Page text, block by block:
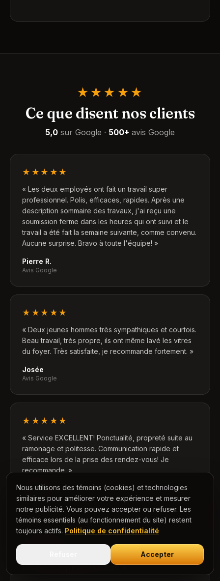
★★★★★
Ce que disent nos clients
5,0 sur Google · 500+ avis Google
★★★★★
« Les deux employés ont fait un travail super
professionnel. Polis, efficaces, rapides. Après une
description sommaire des travaux, j'ai reçu une
soumission ferme dans les heures qui ont suivi et le
travail a été fait la semaine suivante, comme convenu.
Aucune surprise. Bravo à toute l'équipe! »
Pierre R.
Avis Google
★★★★★
« Deux jeunes hommes très sympathiques et courtois.
Beau travail, très propre, ils ont même lavé les vitres
du foyer. Très satisfaite, je recommande fortement. »
Josée
Avis Google
★★★★★
« Service EXCELLENT! Ponctualité, propreté suite au
ramonage et politesse. Communication rapide et
efficace lors de la prise des rendez-vous! Je
recommande.»
Manon D.
Avis Google
Très efficaces, bon prix, compétents, service
aimable et explications claires.»
Nous utilisons des témoins (cookies) et technologies
similaires pour améliorer votre expérience et mesurer
notre publicité. Vous pouvez accepter ou refuser. Les
témoins essentiels (au fonctionnement du site) restent
toujours actifs. Politique de confidentialité
Accepter